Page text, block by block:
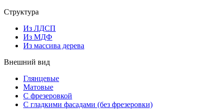
Структура
Из ЛДСП
Из МДФ
Из массива дерева
Внешний вид
Глянцевые
Матовые
С фрезеровкой
С гладкими фасадами (без фрезеровки)